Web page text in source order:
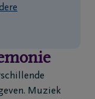
Muziek